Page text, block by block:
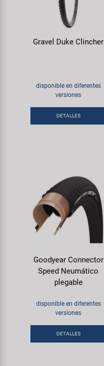
Gravel Duke Clincher
disponible en diferentes
versiones
DETALLES
Goodyear Connector
Speed Neumático
plegable
disponible en diferentes
versiones
DETALLES